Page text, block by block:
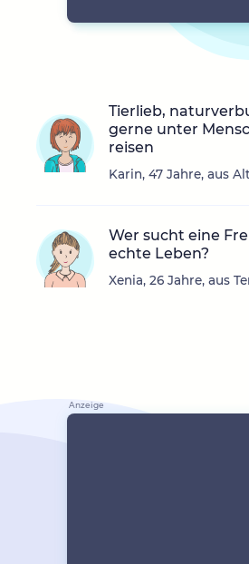
Tierlieb,
gerne unter
reisen
Karin, 47 Jahre, aus
Wer sucht eine
echte Leben?
Xenia, 26 Jahre, aus